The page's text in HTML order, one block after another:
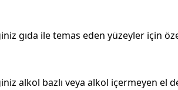
gıda ile temas eden yüzeyler için
alkol bazlı veya alkol içermeyen el